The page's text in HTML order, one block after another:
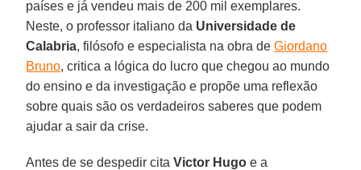
países e já vendeu mais de 200 mil exemplares.
Neste, o professor italiano da Universidade de
Calabria, filósofo e especialista na obra deGiordano
Bruno, critica a lógica do lucro que chegou ao mundo
do ensino e da investigação e propõe uma reflexão
sobre quais são os verdadeiros saberes que podem
ajudar a sair da crise.
Antes de se despedir citaVictor Hugo e a